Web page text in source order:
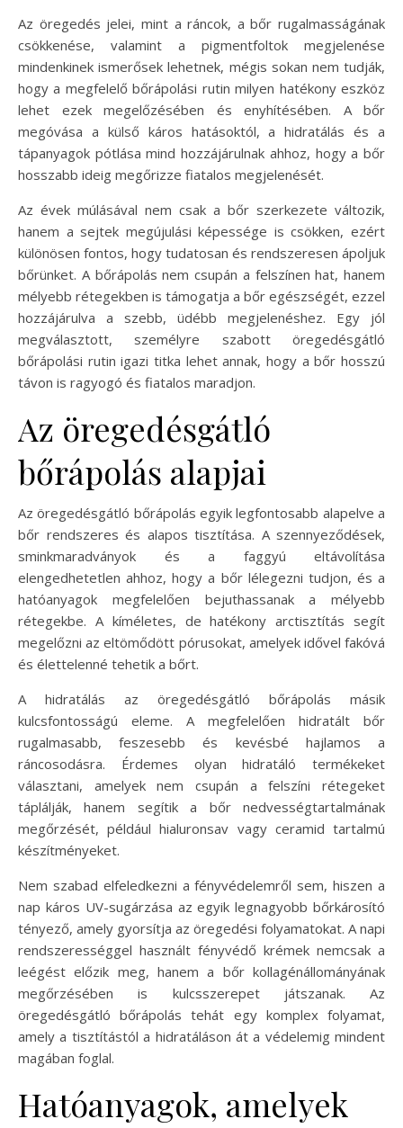
Az öregedés jelei, mint a ráncok, a bőr rugalmasságának
csökkenése, valamint a pigmentfoltok megjelenése
mindenkinek ismerősek lehetnek, mégis sokan nem tudják,
hogy a megfelelő bőrápolási rutin milyen hatékony eszköz
lehet ezek megelőzésében és enyhítésében. A bőr
megóvása a külső káros hatásoktól, a hidratálás és a
tápanyagok pótlása mind hozzájárulnak ahhoz, hogy a bőr
hosszabb ideig megőrizze fiatalos megjelenését.
Az évek múlásával nem csak a bőr szerkezete változik,
hanem a sejtek megújulási képessége is csökken, ezért
különösen fontos, hogy tudatosan és rendszeresen ápoljuk
bőrünket. A bőrápolás nem csupán a felszínen hat, hanem
mélyebb rétegekben is támogatja a bőr egészségét, ezzel
hozzájárulva a szebb, üdébb megjelenéshez. Egy jól
megválasztott, személyre szabott öregedésgátló
bőrápolási rutin igazi titka lehet annak, hogy a bőr hosszú
távon is ragyogó és fiatalos maradjon.
Az öregedésgátló
bőrápolás alapjai
Az öregedésgátló bőrápolás egyik legfontosabb alapelve a
bőr rendszeres és alapos tisztítása. A szennyeződések,
sminkmaradványok és a faggyú eltávolítása
elengedhetetlen ahhoz, hogy a bőr lélegezni tudjon, és a
hatóanyagok megfelelően bejuthassanak a mélyebb
rétegekbe. A kíméletes, de hatékony arctisztítás segít
megelőzni az eltömődött pórusokat, amelyek idővel fakóvá
és élettelenné tehetik a bőrt.
A hidratálás az öregedésgátló bőrápolás másik
kulcsfontosságú eleme. A megfelelően hidratált bőr
rugalmasabb, feszesebb és kevésbé hajlamos a
ráncosodásra. Érdemes olyan hidratáló termékeket
választani, amelyek nem csupán a felszíni rétegeket
táplálják, hanem segítik a bőr nedvességtartalmának
megőrzését, például hialuronsav vagy ceramid tartalmú
készítményeket.
Nem szabad elfeledkezni a fényvédelemről sem, hiszen a
nap káros UV-sugárzása az egyik legnagyobb bőrkárosító
tényező, amely gyorsítja az öregedési folyamatokat. A napi
rendszerességgel használt fényvédő krémek nemcsak a
leégést előzik meg, hanem a bőr kollagénállományának
megőrzésében is kulcsszerepet játszanak. Az
öregedésgátló bőrápolás tehát egy komplex folyamat,
amely a tisztítástól a hidratáláson át a védelemig mindent
magában foglal.
Hatóanyagok, amelyek